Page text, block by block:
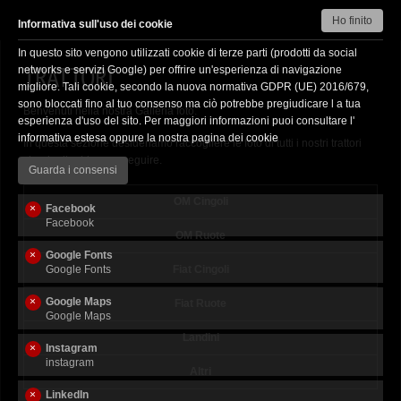
HOME
IL MUSEO
L’IDEA
TRATTORI
PARLANO DI NOI
DOVE SIAMO
EVENTI 14
BIGLIETTI E ORARI
PRIVACY
LABORATORI DIDATTICI
TRATTORI
Benvenuti nella nostra Galleria foto.
In questa sezione desideriamo raccogliere le foto di tutti i nostri trattori
che riepiloghiamo a seguire.
OM Ruote
Landini
Informativa sull'uso dei cookie
In questo sito vengono utilizzati cookie di terze parti (prodotti da social
networks e servizi Google) per offrire un'esperienza di navigazione
migliore. Tali cookie, secondo la nuova normativa GDPR (UE) 2016/679,
sono bloccati fino al tuo consenso ma ciò potrebbe pregiudicare l a tua
esperienza d'uso del sito. Per maggiori informazioni puoi consultare l'
informativa estesa oppure la nostra pagina deicookie
Guarda i consensi
Facebook
Facebook
Google Fonts
Google Fonts
Google Maps
Google Maps
Instagram
instagram
LinkedIn
Ho finito